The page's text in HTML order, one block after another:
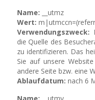
Name: __utmz
Wert:
Verwendungszweck:
die Quelle des
zu identifizieren. Das
Sie auf unsere
andere Seite bzw. eine
Ablaufdatum: nach 6